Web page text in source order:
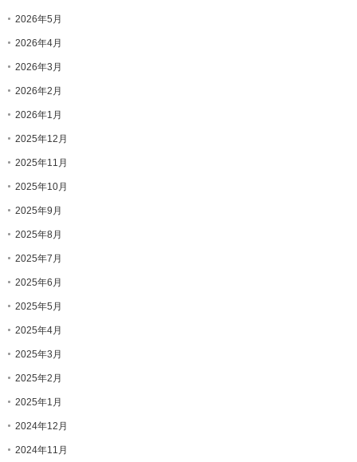
2026年5月
2026年4月
2026年3月
2026年2月
2026年1月
2025年12月
2025年11月
2025年10月
2025年9月
2025年8月
2025年7月
2025年6月
2025年5月
2025年4月
2025年3月
2025年2月
2025年1月
2024年12月
2024年11月